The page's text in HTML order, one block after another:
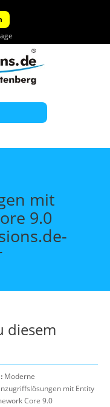
mit
9.0
diesem
Moderne
mit Entity
Core 9.0